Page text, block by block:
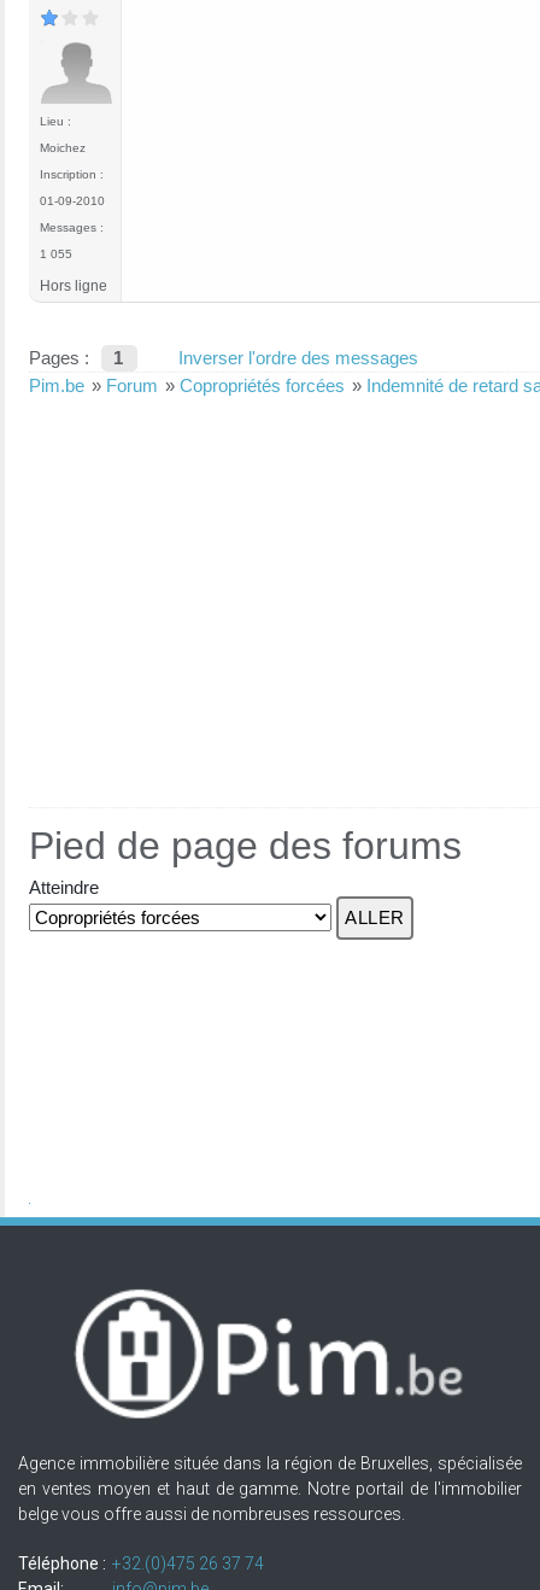
Lieu :
Moichez
Inscription :
01-09-2010
Messages :
1 055
Hors ligne
Pages : 1
Inverser l'ordre des messages
Pim.be » Forum » Copropriétés forcées » Indemnité de retard
Pied de page des forums
Atteindre
Agence immobilière située dans la région de Bruxelles, spécialisée
en ventes moyen et haut de gamme. Notre portail de l'immobilier
belge vous offre aussi de nombreuses ressources.
Téléphone : +32.(0)475 26 37 74